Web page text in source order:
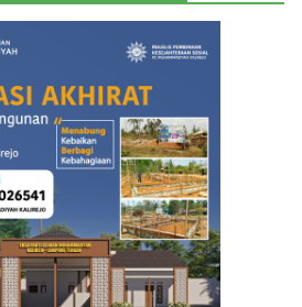
Kalirejo Dikukuhkan Prof Sudarman
November 3, 2025 0 Comments